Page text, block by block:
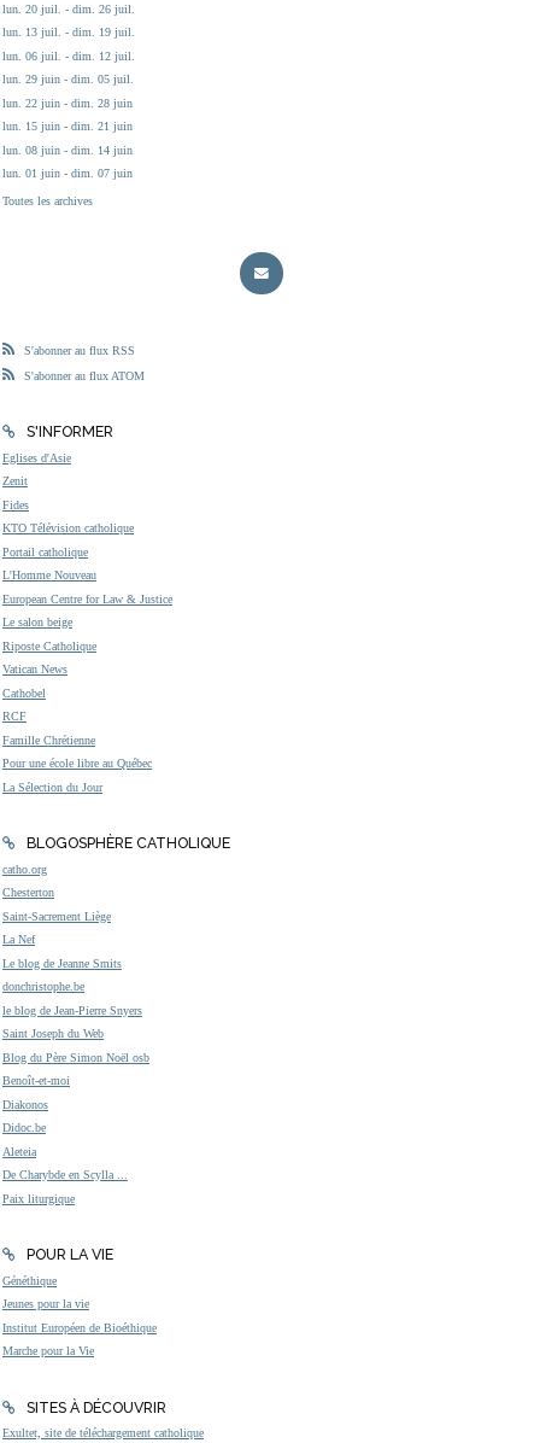
lun. 20 juil. - dim. 26 juil.
lun. 13 juil. - dim. 19 juil.
lun. 06 juil. - dim. 12 juil.
lun. 29 juin - dim. 05 juil.
lun. 22 juin - dim. 28 juin
lun. 15 juin - dim. 21 juin
lun. 08 juin - dim. 14 juin
lun. 01 juin - dim. 07 juin
Toutes les archives
S'abonner au flux RSS
S'abonner au flux ATOM
S'INFORMER
Eglises d'Asie
Zenit
Fides
KTO Télévision catholique
Portail catholique
L'Homme Nouveau
European Centre for Law & Justice
Le salon beige
Riposte Catholique
Vatican News
Cathobel
RCF
Famille Chrétienne
Pour une école libre au Québec
La Sélection du Jour
BLOGOSPHÈRE CATHOLIQUE
catho.org
Chesterton
Saint-Sacrement Liège
La Nef
Le blog de Jeanne Smits
donchristophe.be
le blog de Jean-Pierre Snyers
Saint Joseph du Web
Blog du Père Simon Noël osb
Benoît-et-moi
Diakonos
Didoc.be
Aleteia
De Charybde en Scylla ...
Paix liturgique
POUR LA VIE
Généthique
Jeunes pour la vie
Institut Européen de Bioéthique
Marche pour la Vie
SITES À DÉCOUVRIR
Exultet, site de téléchargement catholique